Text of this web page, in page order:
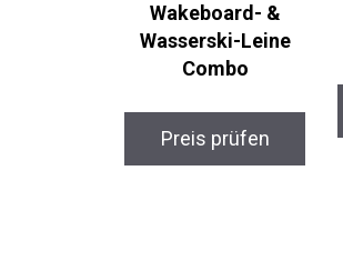
Wakeboard- &
Wasserski-Leine
Combo
Preis prüfen